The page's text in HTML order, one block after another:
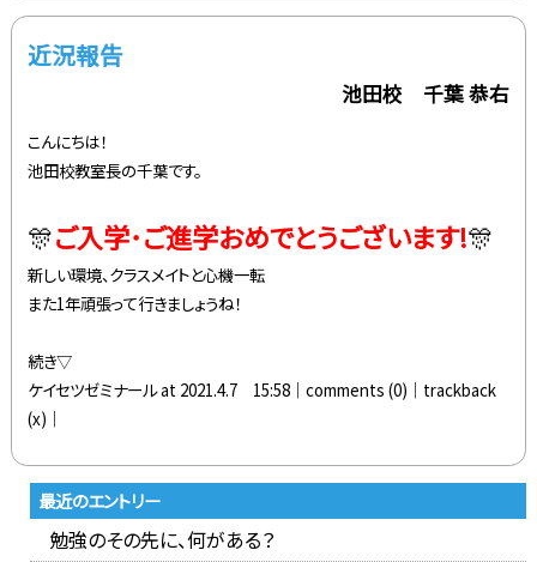
近況報告
池田校 千葉 恭右
こんにちは！
池田校教室長の千葉です。
🎊ご入学･ご進学おめでとうございます!🎊
新しい環境、クラスメイトと心機一転
また1年頑張って行きましょうね！
続き▽
ケイセツゼミナール at 2021.4.7 15:58│comments (0) │trackback
(x)│
最近のエントリー
勉強のその先に、何がある？